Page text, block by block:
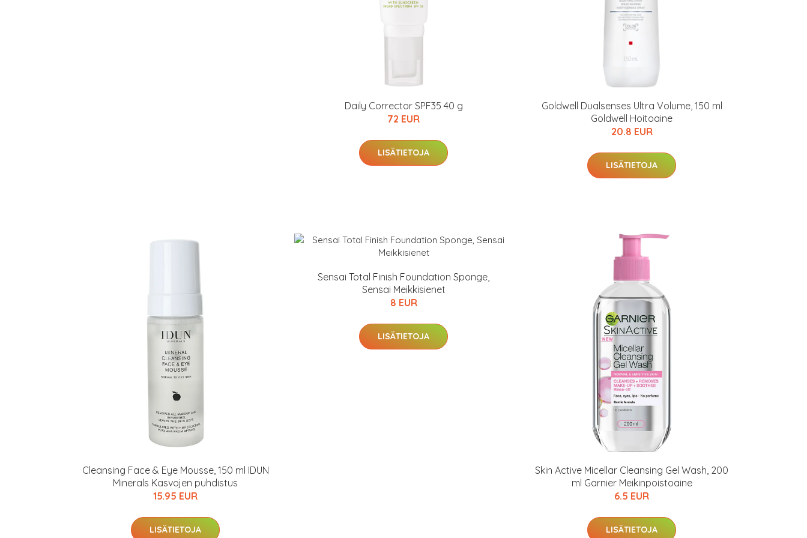
Daily Corrector SPF35 40 g
72 EUR
LISÄTIETOJA
Goldwell Dualsenses Ultra Volume, 150 ml
Goldwell Hoitoaine
20.8 EUR
LISÄTIETOJA
Cleansing Face & Eye Mousse, 150 ml IDUN
Minerals Kasvojen puhdistus
15.95 EUR
LISÄTIETOJA
Sensai Total Finish Foundation Sponge,
Sensai Meikkisienet
8 EUR
LISÄTIETOJA
Skin Active Micellar Cleansing Gel Wash, 200
ml Garnier Meikinpoistoaine
6.5 EUR
LISÄTIETOJA